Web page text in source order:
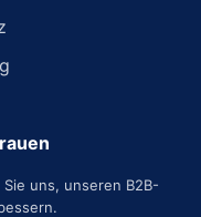
uns, unseren B2B-